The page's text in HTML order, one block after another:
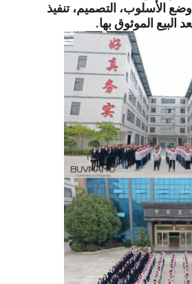
الأسلوب، التصميم، تنفيذ
البيع الموثوق بها.